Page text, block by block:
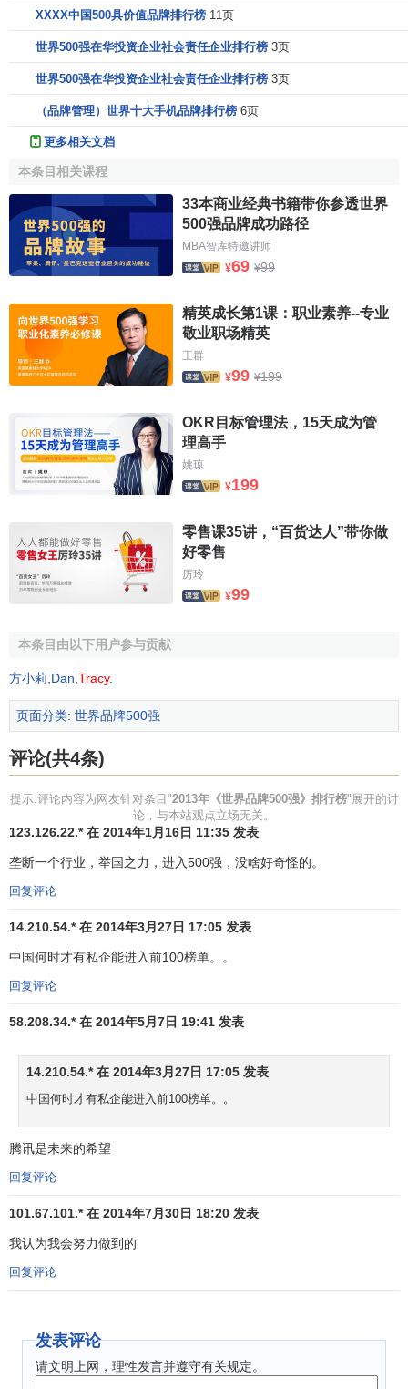
间赢得了大量消费者的青睐和赞誉。
今年最大的品牌输家是诺基亚(Nokia ),下滑了149名。因
战略摇摆不定，行动迟缓，错失智能机的良机，从2000年
品牌能成常胜将军”。柯达胶卷(Kodak)、礼来制药(EliLilly)和
百代娱乐(EMI)等，它们都跌出了世界品牌500强榜单。特别
值得一提的是柯达
术，但自己却错过了数码摄影领域的诸多机遇，最终数码摄
影摧毁了该公司 以胶卷为主的 商业模式。
2013年度《世界品牌500强》的平均年龄达到98.71岁，
牛津大学，迄今已经有917年历史，剑桥大学、哈佛大学因为
分别拥有804年和377年历史而分别位居最古老品牌的第二和
第三。中国入选的25个品牌中只有
行(101岁)超越百龄。依行业来看，教育类品牌最古老，平均
Twitter)和脸书(Facebook )等品牌从建立至今不到10年的时
间，却都拥有几亿用户，并成为世界级品牌。
世界品牌实验室研究发现，16世纪末17世纪初，欧洲曾
美，逐渐由皇室的奢侈品
转为欧洲人民的日常消费品。今
天，欧美消费者对中国商品的崇拜之风已经不再。那么，外
国消费者对中国品牌的信心,还
哈佛商学院约翰·戴腾(John Deighton)教授
鲁大学管理学院莱维·多尔(Ravi Dhar)教授认为，当中国拥有
一些全球品牌后，必将帮助建立整体的“中国品牌”。就好像以
“瑞士品牌”。
世界品牌实验室主席、
尔(Robert Mundell)教授分析说，“一个国家的整体品牌形象作
为一种战略性竞争资源，愈来愈受到各国政治和商业首脑的
重视。如美国、法国、德国等国的跨国公司
牌在2013年世界品牌500强榜单中出现了不同程度的下滑，
可能是因为中国领导人严厉打击腐败的成效，奢侈品是名
员来说，变成了一个不光彩的词汇”。
品牌实验室自2003年开始就对世界50个国家的3万多个主流
括：品牌年龄、品牌诞生、图像变化和竞争对手
品牌目前难以满足发达市场对 品牌差异化
世界品牌实验室(World Brand Lab)由1999年诺贝尔经济
世界经理人集团(icxo.com)的全资附属机构，致力于
估、品牌传播和品牌管理
鲁大学
2013年《世界品牌500强》排行榜前100名
XXXX中国500具价值品牌排行榜 11页
世界500强在华投资企业社会责任企业排行榜 3页
世界500强在华投资企业社会责任企业排行榜 3页
（品牌管理）世界十大手机品牌排行榜 6页
更多相关文档
本条目相关课程
33本商业经典书籍带你参透世界
500强品牌成功路径
MBA智库特邀讲师
¥69 ¥99
精英成长第1课：职业素养--专业
敬业职场精英
王群
¥99 ¥199
OKR目标管理法，15天成为管
理高手
姚琼
¥199
零售课35讲，“百货达人”带你做
好零售
厉玲
¥99
本条目由以下用户参与贡献
方小莉 Dan Tracy.
页面分类: 世界品牌500强
评论(共4条)
提示:评论内容为网友针对条目"2013年《世界品牌500强》排行榜"展开的讨
论，与本站观点立场无关。
123.126.22.* 在 2014年1月16日 11:35 发表
垄断一个行业，举国之力，进入500强，没啥好奇怪的。
回复评论
14.210.54.* 在 2014年3月27日 17:05 发表
中国何时才有私企能进入前100榜单。。
回复评论
58.208.34.* 在 2014年5月7日 19:41 发表
14.210.54.* 在 2014年3月27日 17:05 发表
中国何时才有私企能进入前100榜单。。
腾讯是未来的希望
回复评论
101.67.101.* 在 2014年7月30日 18:20 发表
我认为我会努力做到的
回复评论
发表评论
请文明上网，理性发言并遵守有关规定。